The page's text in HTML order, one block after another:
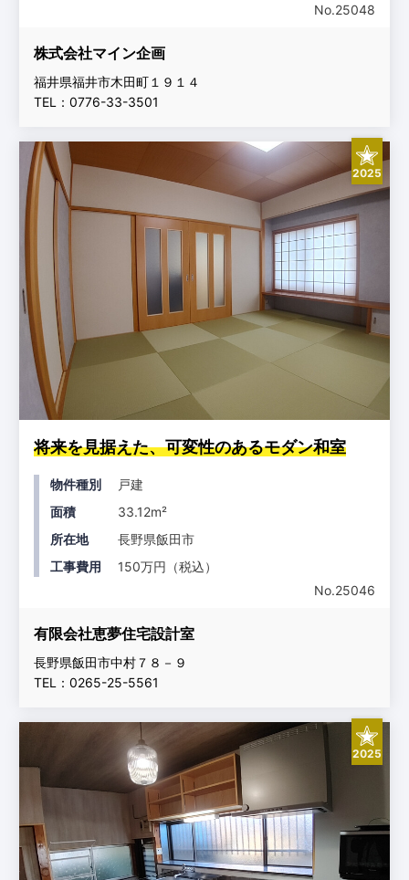
No.25048
株式会社マイン企画
福井県福井市木田町１９１４
TEL：0776-33-3501
2025
将来を見据えた、可変性のあるモダン和室
物件種別
戸建
面積
33.12m²
所在地
長野県飯田市
工事費用
150万円（税込）
No.25046
有限会社恵夢住宅設計室
長野県飯田市中村７８－９
TEL：0265-25-5561
2025